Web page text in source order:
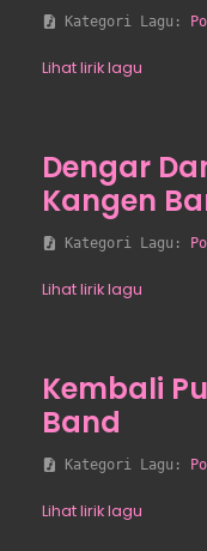
Kategori Lagu:
Lihat lirik lagu
Dengar
Kangen
Kategori Lagu:
Lihat lirik lagu
Kembali
Band
Kategori Lagu:
Lihat lirik lagu